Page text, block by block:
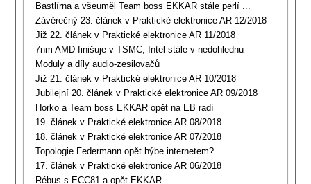
Bastlírna a všeuměl Team boss EKKAR stále perlí ...
Závěrečný 23. článek v Praktické elektronice AR 12/2018
Již 22. článek v Praktické elektronice AR 11/2018
7nm AMD finišuje v TSMC, Intel stále v nedohlednu
Moduly a díly audio-zesilovačů
Již 21. článek v Praktické elektronice AR 10/2018
Jubilejní 20. článek v Praktické elektronice AR 09/2018
Horko a Team boss EKKAR opět na EB radí
19. článek v Praktické elektronice AR 08/2018
18. článek v Praktické elektronice AR 07/2018
Topologie Federmann opět hýbe internetem?
17. článek v Praktické elektronice AR 06/2018
Rébus s ECC81 a opět EKKAR